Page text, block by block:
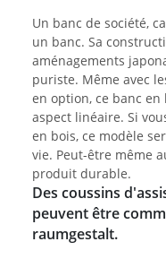
Un banc de société,
un banc. Sa
aménagements
puriste. Même avec
en option, ce banc en
aspect linéaire. Si
en bois, ce modèle
vie. Peut-être même
produit durable.
Des coussins
peuvent être
raumgestalt.